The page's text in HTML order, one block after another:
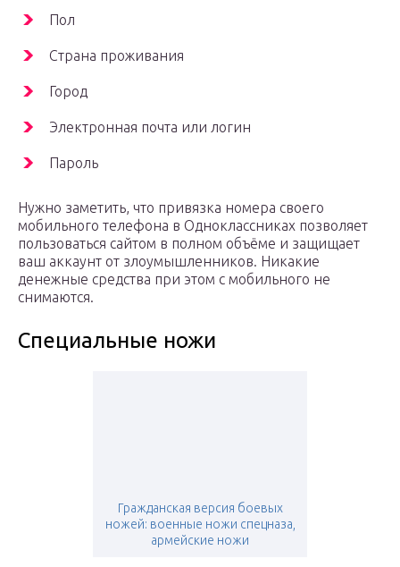
Пол
Страна проживания
Город
Электронная почта или логин
Пароль
Нужно заметить, что привязка номера своего
мобильного телефона в Одноклассниках позволяет
пользоваться сайтом в полном объёме и защищает
ваш аккаунт от злоумышленников. Никакие
денежные средства при этом с мобильного не
снимаются.
Специальные ножи
Гражданская версия боевых
ножей: военные ножи спецназа,
армейские ножи